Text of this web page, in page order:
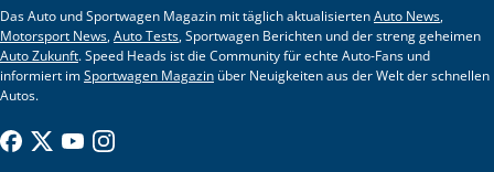
Das Auto und Sportwagen Magazin mit täglich aktualisiertenAuto News,
Motorsport News,Auto Tests, Sportwagen Berichten und der streng geheimen
Auto Zukunft. Speed Heads ist die Community für echte Auto-Fans und
informiert imSportwagen Magazin über Neuigkeiten aus der Welt der schnellen
Autos.